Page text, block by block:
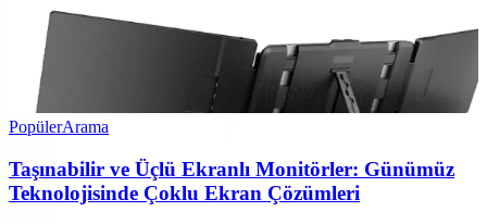
PopülerArama
Taşınabilir ve Üçlü Ekranlı Monitörler: Günümüz
Teknolojisinde Çoklu Ekran Çözümleri